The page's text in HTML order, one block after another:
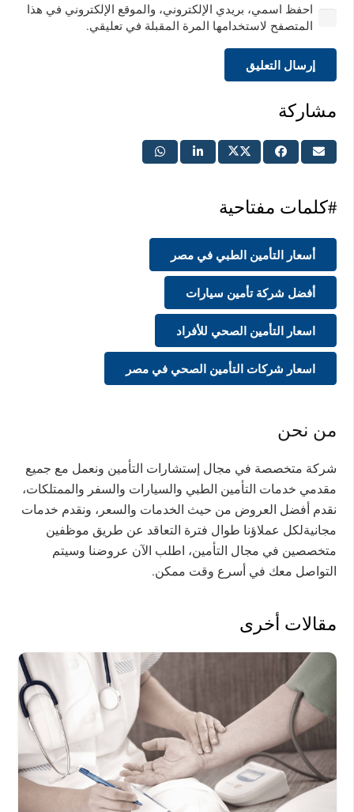
احفظ اسمي، بريدي الإلكتروني، والموقع الإلكتروني في هذا
المتصفح لاستخدامها المرة المقبلة في تعليقي.
إرسال التعليق
مشاركة
#كلمات مفتاحية
أسعار التأمين الطبي في مصر
أفضل شركة تأمين سيارات
اسعار التأمين الصحي للأفراد
اسعار شركات التأمين الصحي في مصر
من نحن
شركة متخصصة في مجال إستشارات التأمين ونعمل مع جميع
مقدمي خدمات التأمين الطبي والسيارات والسفر والممتلكات،
نقدم أفضل العروض من حيث الخدمات والسعر، ونقدم خدمات
مجانيةلكل عملاؤنا طوال فترة التعاقد عن طريق موظفين
متخصصين في مجال التأمين، اطلب الآن عروضنا وسيتم
التواصل معك في أسرع وقت ممكن.
مقالات أخرى